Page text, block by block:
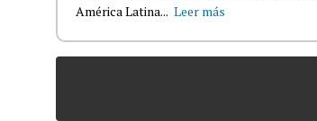
América Latina... Leer más